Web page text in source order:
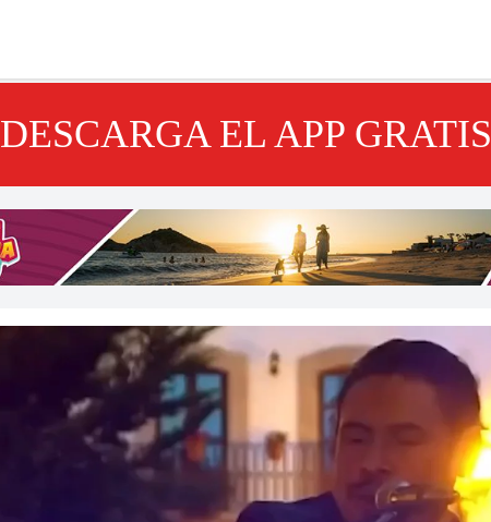
DESCARGA EL APP GRATIS